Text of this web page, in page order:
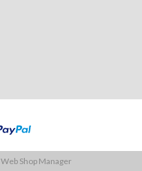
Web Shop Manager